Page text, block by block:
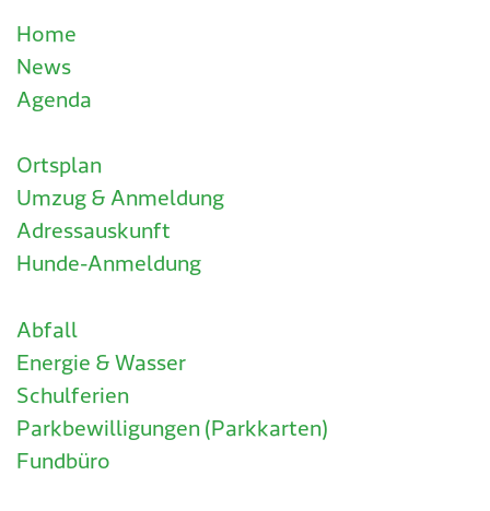
Home
News
Agenda
Ortsplan
Umzug & Anmeldung
Adressauskunft
Hunde-Anmeldung
Abfall
Energie & Wasser
Schulferien
Parkbewilligungen (Parkkarten)
Fundbüro